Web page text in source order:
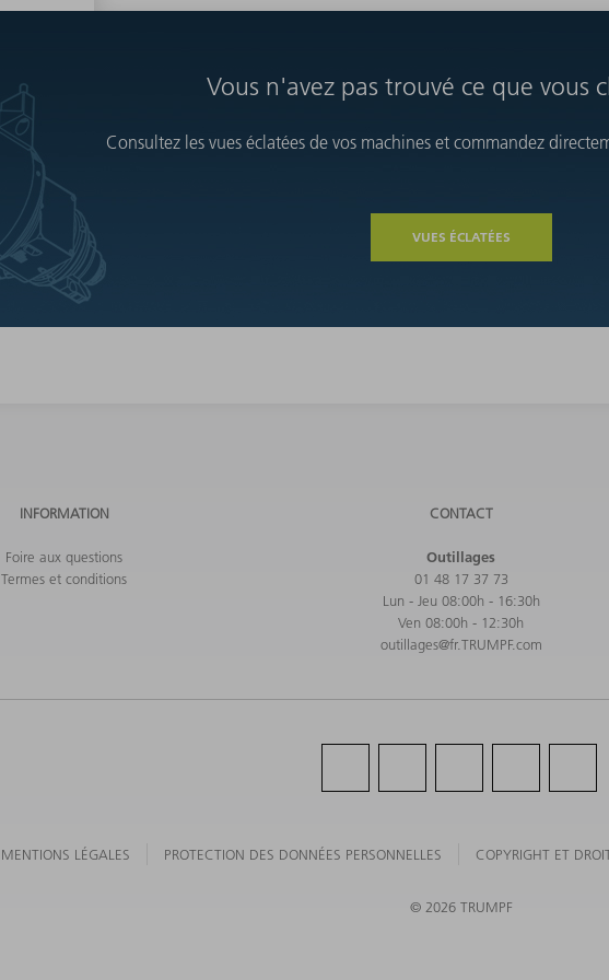
Vous n'avez pas trouvé ce que vous
Consultez les vues éclatées de vos machines et commandez
VUES ÉCLATÉES
INFORMATION
Foire aux questions
Termes et conditions
CONTACT
Outillages
01 48 17 37 73
Lun - Jeu 08:00h - 16:30h
Ven 08:00h - 12:30h
outillages@fr.TRUMPF.com
MENTIONS LÉGALES PROTECTION DES DONNÉES PERSONNELLES COPYRIGHT ET
© 2026 TRUMPF